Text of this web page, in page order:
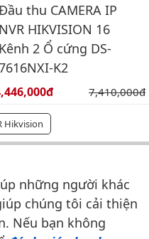
thu CAMERA IP
NVR HIKVISION 16
Kênh 2 Ổ cứng DS-
K2
bán: Giá gốc:
7,410,000đ
Hikvision
giá
những người khác
chúng tôi cải thiện
Nếu bạn không